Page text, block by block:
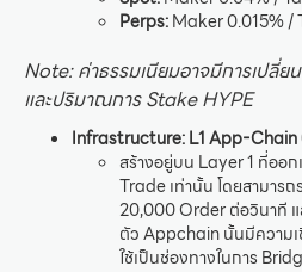
Perps:Maker 0.015% /
Note: ค่าธรรมเนียมอาจมีการเปลี่
และปริมาณการ Stake HYPE
Infrastructure:L1 App-
สร้างอยู่บน Layer 1 ที่ออก
Trade เท่านั้น โดยสามาร
20,000 Order ต่อวินาที
ตัว Appchain นั้นมีความ
ใช้เป็นช่องทางในการ